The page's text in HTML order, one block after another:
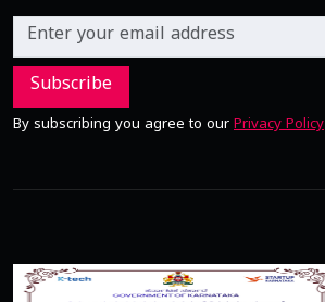
Subscribe
By subscribing you agree to our Privacy Policy